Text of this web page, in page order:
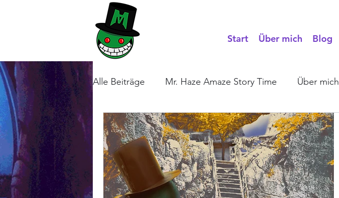
Start Über mich Blog
Alle Beiträge Mr. Haze Amaze Story Time Über mich
Extraktion Special Guests